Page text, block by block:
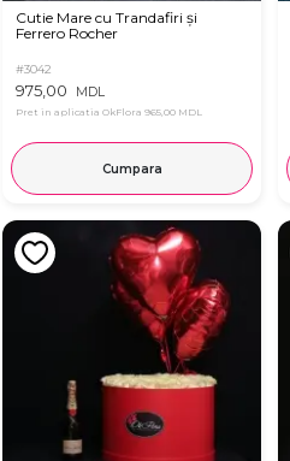
Cutie Mare cu Trandafiri și
Ferrero Rocher
#3042
975,00 MDL
Pret in aplicatia OkFlora 965,00 MDL
Cumpara